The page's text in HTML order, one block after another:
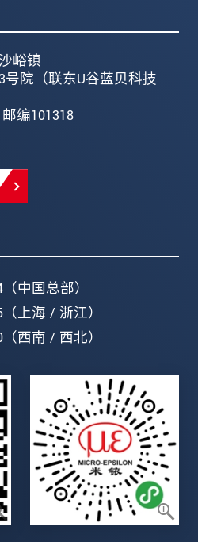
峪镇
院（联东U谷蓝贝科技
编101318
中国总部）
上海 / 浙江）
西南 / 西北）